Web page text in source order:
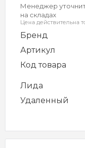
Менеджер
на складах
Цена действительна
Бренд
Артикул
Код товара
Лида
Удаленный